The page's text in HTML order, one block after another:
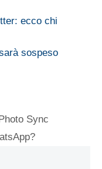
ecco chi
sospeso
Sync